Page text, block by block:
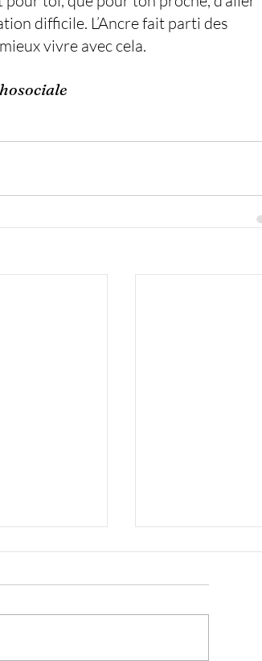
difficile. L’Ancre fait parti des
vivre avec cela.